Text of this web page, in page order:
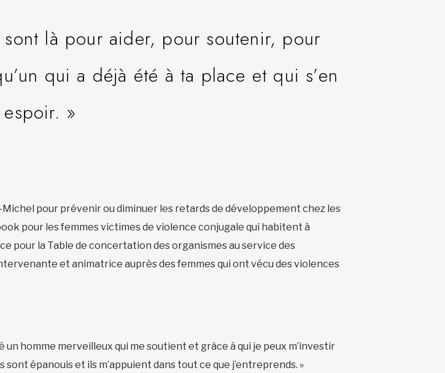
là pour aider, pour soutenir, pour
qui a déjà été à ta place et qui s’en
»
pour prévenir ou diminuer les retards de développement chez les
pour les femmes victimes de violence conjugale qui habitent à
pour la Table de concertation des organismes au service des
et animatrice auprès des femmes qui ont vécu des violences
un homme merveilleux qui me soutient et grâce à qui je peux m’investir
épanouis et ils m’appuient dans tout ce que j’entreprends. »